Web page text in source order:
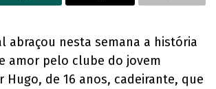
abraçou nesta semana a história
amor pelo clube do jovem
Hugo, de 16 anos, cadeirante, que